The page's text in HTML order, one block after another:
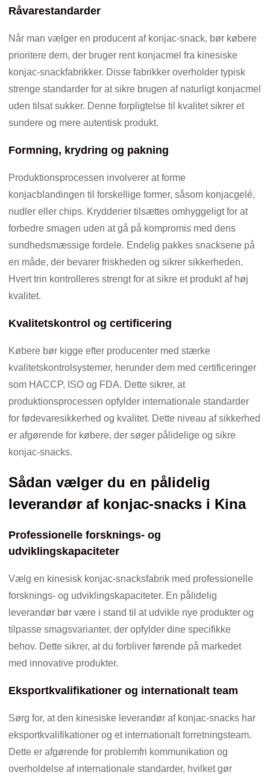
Råvarestandarder
Når man vælger en producent af konjac-snack, bør købere
prioritere dem, der bruger rent konjacmel fra kinesiske
konjac-snackfabrikker. Disse fabrikker overholder typisk
strenge standarder for at sikre brugen af ​​naturligt konjacmel
uden tilsat sukker. Denne forpligtelse til kvalitet sikrer et
sundere og mere autentisk produkt.
Formning, krydring og pakning
Produktionsprocessen involverer at forme
konjacblandingen til forskellige former, såsom konjacgelé,
nudler eller chips. Krydderier tilsættes omhyggeligt for at
forbedre smagen uden at gå på kompromis med dens
sundhedsmæssige fordele. Endelig pakkes snacksene på
en måde, der bevarer friskheden og sikrer sikkerheden.
Hvert trin kontrolleres strengt for at sikre et produkt af høj
kvalitet.
Kvalitetskontrol og certificering
Købere bør kigge efter producenter med stærke
kvalitetskontrolsystemer, herunder dem med certificeringer
som HACCP, ISO og FDA. Dette sikrer, at
produktionsprocessen opfylder internationale standarder
for fødevaresikkerhed og kvalitet. Dette niveau af sikkerhed
er afgørende for købere, der søger pålidelige og sikre
konjac-snacks.
Sådan vælger du en pålidelig
leverandør af konjac-snacks i Kina
Professionelle forsknings- og
udviklingskapaciteter
Vælg en kinesisk konjac-snacksfabrik med professionelle
forsknings- og udviklingskapaciteter. En pålidelig
leverandør bør være i stand til at udvikle nye produkter og
tilpasse smagsvarianter, der opfylder dine specifikke
behov. Dette sikrer, at du forbliver førende på markedet
med innovative produkter.
Eksportkvalifikationer og internationalt team
Sørg for, at den kinesiske leverandør af konjac-snacks har
eksportkvalifikationer og et internationalt forretningsteam.
Dette er afgørende for problemfri kommunikation og
overholdelse af internationale standarder, hvilket gør